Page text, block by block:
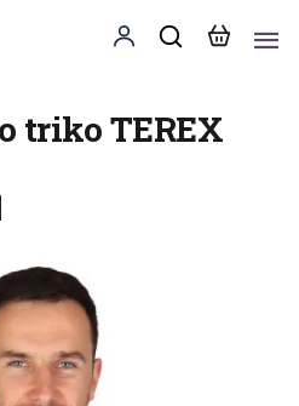
triko TEREX